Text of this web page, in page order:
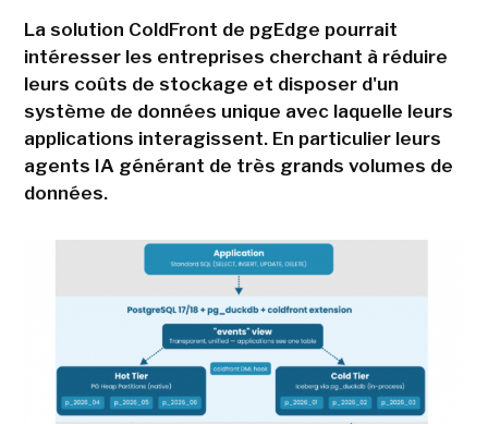
La solution ColdFront de pgEdge pourrait
intéresser les entreprises cherchant à réduire
leurs coûts de stockage et disposer d'un
système de données unique avec laquelle leurs
applications interagissent. En particulier leurs
agents IA générant de très grands volumes de
données.